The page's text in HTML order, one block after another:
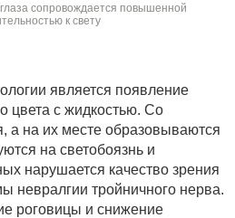
сопровождается повышенной
к свету
является появление
цвета с жидкостью. Со
а на их месте образовываются
на светобоязнь и
нарушается качество зрения
невралгии тройничного нерва.
роговицы и снижение